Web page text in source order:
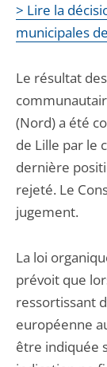
> Lire la
municipales
Le résultat
(Nord) a été
de Lille par le
dernière
rejeté. Le
jugement.
La loi
prévoit que
ressortissant
européenne
être indiquée